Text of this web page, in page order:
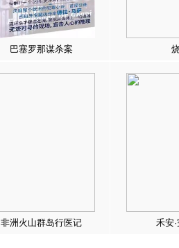
巴塞罗那谋杀案
非洲火山群岛行医记 禾安